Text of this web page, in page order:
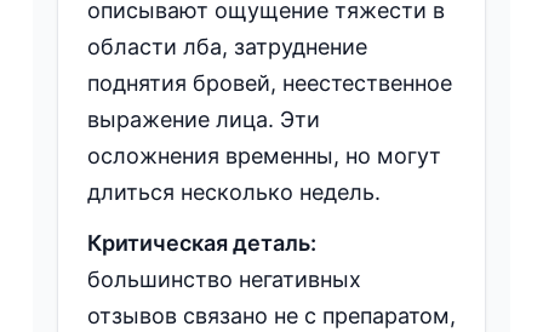
описывают ощущение тяжести в
области лба, затруднение
поднятия бровей, неестественное
выражение лица. Эти
осложнения временны, но могут
длиться несколько недель.
Критическая деталь:
большинство негативных
отзывов связано не с препаратом,